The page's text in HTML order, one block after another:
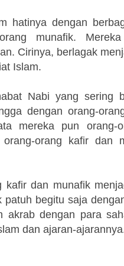
hatinya dengan
munafik. Mereka
Cirinya, berlagak
Islam.
Nabi yang sering
dengan orang-
mereka pun orang-
orang kafir dan
dan munafik
begitu saja
akrab dengan para
dan ajaran-